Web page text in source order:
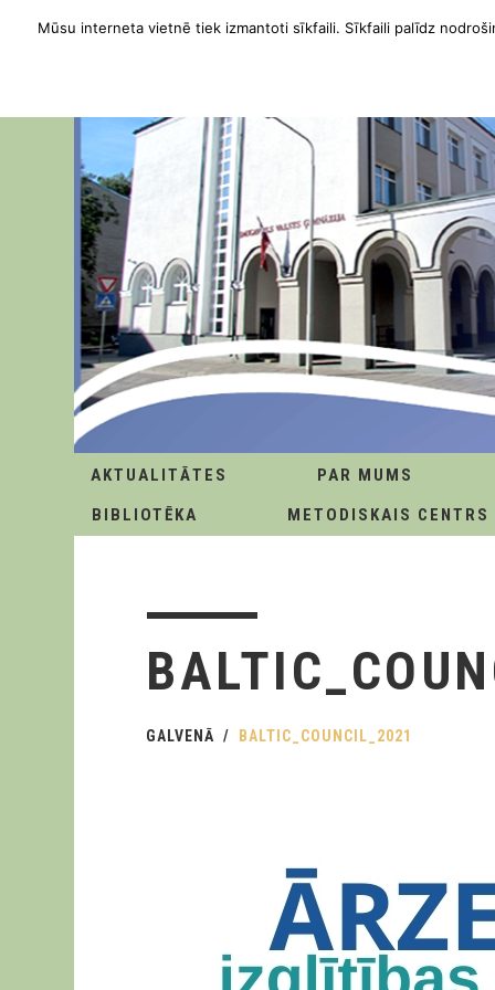
AKTUALITĀTES
PAR MUMS
BIBLIOTĒKA
METODISKAIS CENTRS
GALVENĀ BALTIC_COUNCIL_2021
Mūsu interneta vietnē tiek izmantoti sīkfaili. Sīkfaili palīdz